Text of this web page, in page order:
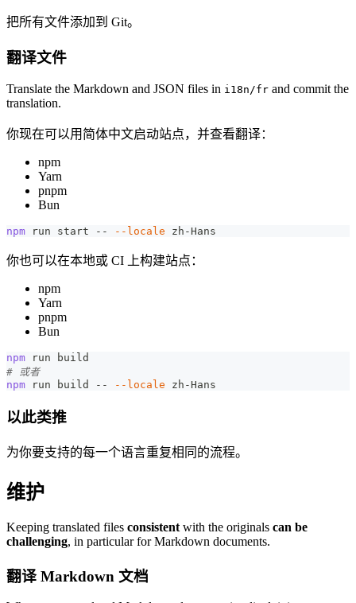
把所有文件添加到 Git。
翻译文件
Translate the Markdown and JSON files in i18n/fr and commit the
translation.
你现在可以用简体中文启动站点，并查看翻译：
npm
Yarn
pnpm
Bun
npm run start -- --locale zh-Hans
你也可以在本地或 CI 上构建站点：
npm
Yarn
pnpm
Bun
npm run build
# 或者
npm run build -- --locale zh-Hans
以此类推
为你要支持的每一个语言重复相同的流程。
维护
Keeping translated files consistent with the originals can be
challenging, in particular for Markdown documents.
翻译 Markdown 文档